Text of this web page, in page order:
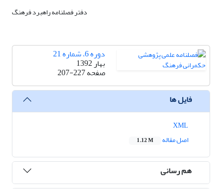
دفتر فصلنامه راهبرد فرهنگ
دوره 6، شماره 21
بهار 1392
صفحه207-227
فایل ها
اصل مقاله
1.12 M
هم رسانی